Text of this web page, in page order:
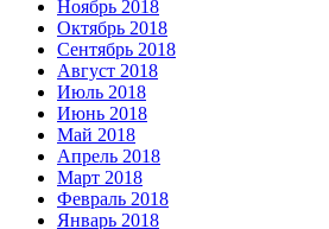
Ноябрь 2018
Октябрь 2018
Сентябрь 2018
Август 2018
Июль 2018
Июнь 2018
Май 2018
Апрель 2018
Март 2018
Февраль 2018
Январь 2018